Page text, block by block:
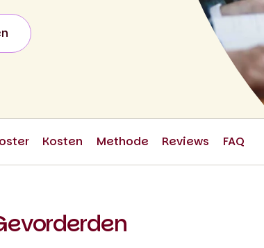
Kosten Methode Reviews FAQ